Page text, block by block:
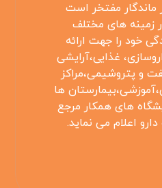
مفتخر است
زمینه های مختلف
خود را جهت ارائه
غذایی،آرایشی
و پتروشیمی،مراکز
ها
های همکار مرجع
اعلام می نماید.